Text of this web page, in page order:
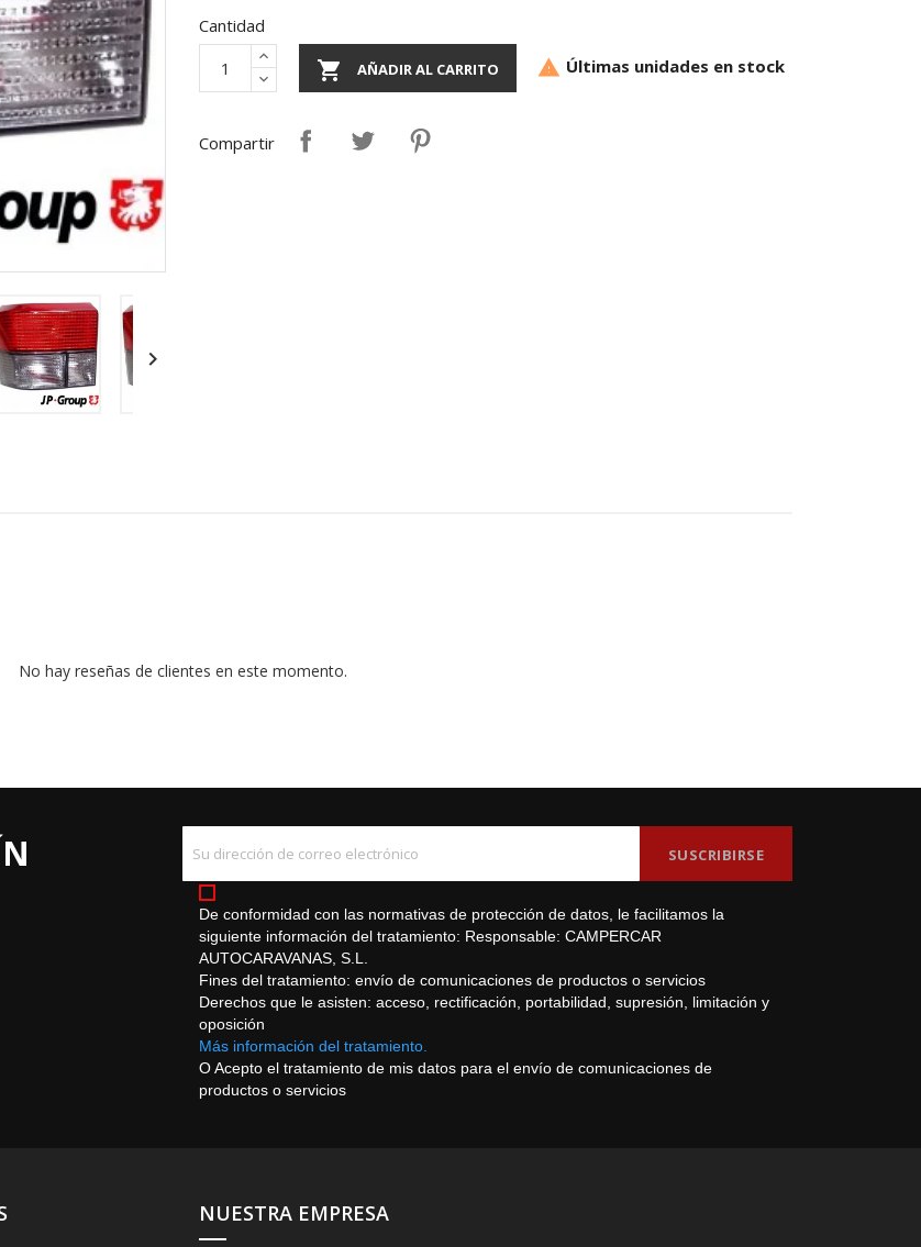

Cantidad
 AÑADIR AL CARRITO  Últimas unidades en stock
Compartir
No hay reseñas de clientes en este momento.
De conformidad con las normativas de protección de datos, le facilitamos la
siguiente información del tratamiento: Responsable: CAMPERCAR
AUTOCARAVANAS, S.L.
Fines del tratamiento: envío de comunicaciones de productos o servicios
Derechos que le asisten: acceso, rectificación, portabilidad, supresión, limitación y
oposición
Más información del tratamiento.
O Acepto el tratamiento de mis datos para el envío de comunicaciones de
productos o servicios
NUESTRA EMPRESA